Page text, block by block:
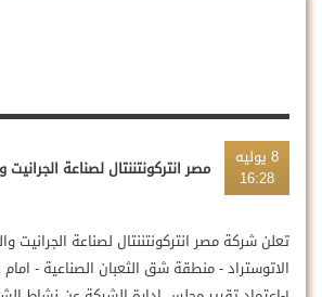
8 يوليه
16:28
مصر انتركونتننتال لصناعة
الاتوستراد - منطقة شق الثعبان الصناعية -